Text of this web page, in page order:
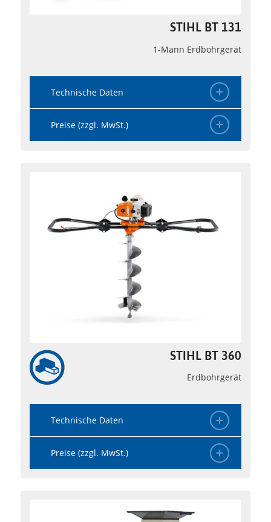
STIHL BT 131
1-Mann Erdbohrgerät
Technische Daten
Preise (zzgl. MwSt.)
STIHL BT 360
Erdbohrgerät
Technische Daten
Preise (zzgl. MwSt.)